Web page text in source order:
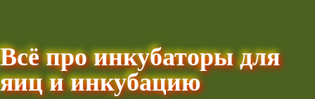
Всё про инкубаторы для
яиц и инкубацию